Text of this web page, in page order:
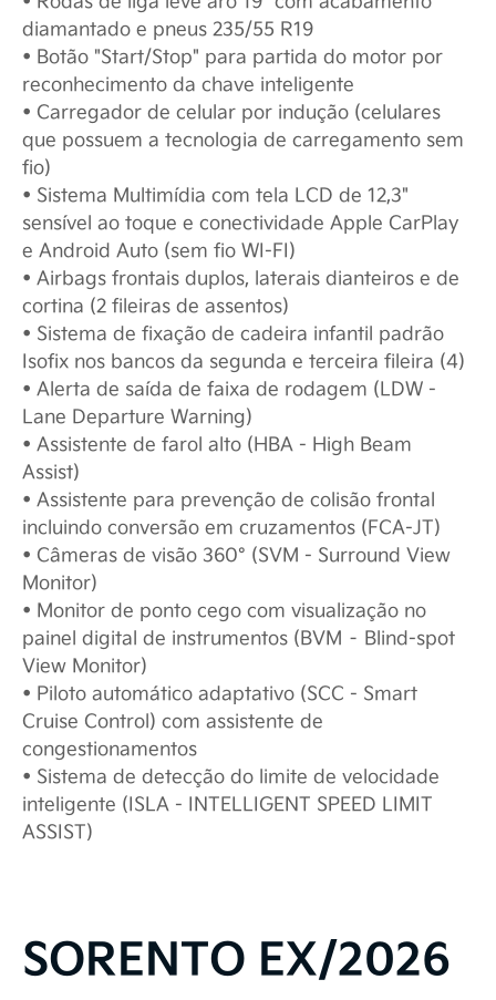
diamantado e pneus 235/55 R19
• Botão "Start/Stop" para partida do motor por
reconhecimento da chave inteligente
• Carregador de celular por indução (celulares
que possuem a tecnologia de carregamento sem
fio)
• Sistema Multimídia com tela LCD de 12,3"
sensível ao toque e conectividade Apple CarPlay
e Android Auto (sem fio WI-FI)
• Airbags frontais duplos, laterais dianteiros e de
cortina (2 fileiras de assentos)
• Sistema de fixação de cadeira infantil padrão
Isofix nos bancos da segunda e terceira fileira (4)
• Alerta de saída de faixa de rodagem (LDW -
Lane Departure Warning)
• Assistente de farol alto (HBA - High Beam
Assist)
• Assistente para prevenção de colisão frontal
incluindo conversão em cruzamentos (FCA-JT)
• Câmeras de visão 360° (SVM - Surround View
Monitor)
• Monitor de ponto cego com visualização no
painel digital de instrumentos (BVM – Blind-spot
View Monitor)
• Piloto automático adaptativo (SCC - Smart
Cruise Control) com assistente de
congestionamentos
• Sistema de detecção do limite de velocidade
inteligente (ISLA - INTELLIGENT SPEED LIMIT
ASSIST)
SORENTO EX/2026